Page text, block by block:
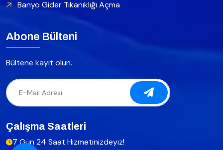
Banyo Gider Tıkanıklığı Açma
Abone Bülteni
Bültene kayıt olun.
Çalışma Saatleri
7 Gün 24 Saat Hizmetinizdeyiz!